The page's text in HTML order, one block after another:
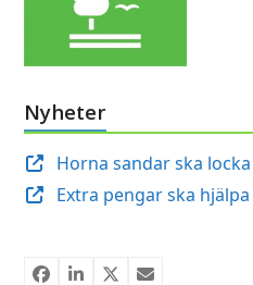
Nyheter
Horna sandar ska
Extra pengar ska